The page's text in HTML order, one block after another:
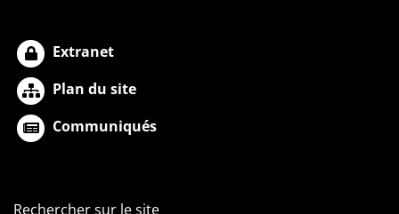
Extranet
Plan du site
Communiqués
Rechercher sur le site